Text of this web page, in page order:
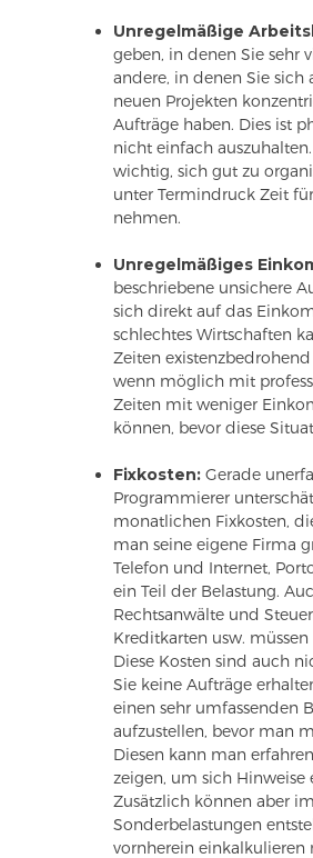
Unregelmäßige
geben, in denen Sie sehr
andere, in denen Sie sich
neuen Projekten
Aufträge haben. Dies ist
nicht einfach
wichtig, sich gut zu
unter Termindruck Zeit
nehmen.
Unregelmäßiges
beschriebene unsichere
sich direkt auf das
schlechtes Wirtschaften
Zeiten existenzbedrohend
wenn möglich mit
Zeiten mit weniger
können, bevor diese
Fixkosten: Gerade
Programmierer
monatlichen Fixkosten,
man seine eigene Firma
Telefon und Internet,
ein Teil der Belastung.
Rechtsanwälte und
Kreditkarten usw.
Diese Kosten sind auch
Sie keine Aufträge
einen sehr umfassenden
aufzustellen, bevor man
Diesen kann man
zeigen, um sich Hinweise
Zusätzlich können aber
Sonderbelastungen
vornherein einkalkulieren